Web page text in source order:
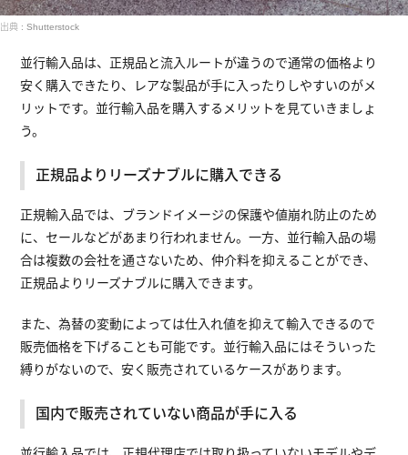
出典 : Shutterstock
並行輸入品は、正規品と流入ルートが違うので通常の価格より
安く購入できたり、レアな製品が手に入ったりしやすいのがメ
リットです。並行輸入品を購入するメリットを見ていきましょ
う。
正規品よりリーズナブルに購入できる
正規輸入品では、ブランドイメージの保護や値崩れ防止のため
に、セールなどがあまり行われません。一方、並行輸入品の場
合は複数の会社を通さないため、仲介料を抑えることができ、
正規品よりリーズナブルに購入できます。
また、為替の変動によっては仕入れ値を抑えて輸入できるので
販売価格を下げることも可能です。並行輸入品にはそういった
縛りがないので、安く販売されているケースがあります。
国内で販売されていない商品が手に入る